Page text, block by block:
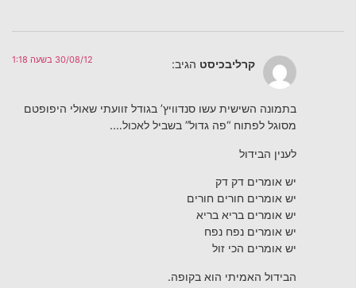
קרליבכיסט הגיב: 30/08/12 בשעה 1:18
בתמונה השישית עשו סנדוויץ’ בגודל זוועתי שאולי היפופטם
מסוגל לפתוח “פה גדול” בשביל לאכול….
לענין הבידול
יש אומרים דק דק
יש אומרים חורים חורים
יש אומרים בריא בריא
יש אומרים נפח נפח
יש אומרים הכי זול
הבידול האמיתי הוא בקופה.